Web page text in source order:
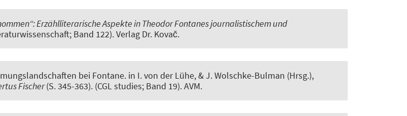
Erzählliterarische Aspekte in Theodor Fontanes journalistischem und
Band 122). Verlag Dr. Kovac̆.
bei Fontane. in I. von der Lühe, & J. Wolschke-Bulman (Hrsg.),
Fischer(S. 345-363). (CGL studies; Band 19). AVM.